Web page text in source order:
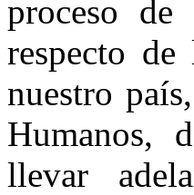
proceso de
respecto
nuestro
Humanos,
llevar